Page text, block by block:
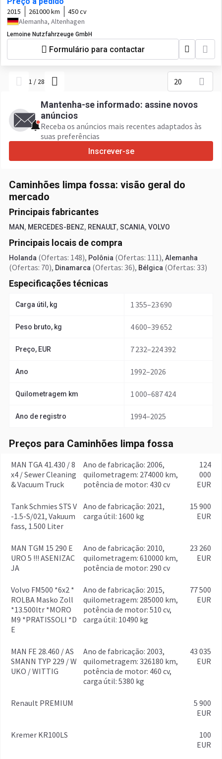
2015 261000 km
450 cv
Alemanha, Altenhagen
Lemoine Nutzfahrzeuge GmbH
Formulário para contactar
1 / 28 20
Mantenha-se informado: assine novos
anúncios
Receba os anúncios mais recentes adaptados às
suas preferências
Inscrever-se
Caminhões limpa fossa: visão geral do
mercado
Principais fabricantes
MAN, MERCEDES-BENZ, RENAULT, SCANIA, VOLVO
Principais locais de compra
Holanda (Ofertas: 148), Polônia (Ofertas: 111), Alemanha
(Ofertas: 70), Dinamarca (Ofertas: 36), Bélgica (Ofertas: 33)
Especificações técnicas
Carga útil, kg 1 355–23 690
Peso bruto, kg 4 600–39 652
Preço, EUR 7 232–224 392
Ano 1992–2026
Quilometragem km 1 000–687 424
Ano de registro 1994–2025
Preços para Caminhões limpa fossa
MAN TGA 41.430 / 8
x4 / Sewer Cleaning
& Vacuum Truck
ano de fabricação: 2006,
quilometragem: 274000 km,
potência de motor: 430 cv
124
000
EUR
Tank Schmies STS V
-1.5-S/021, Vakuum
fass, 1.500 Liter
ano de fabricação: 2021,
carga útil: 1600 kg
15 900
EUR
MAN TGM 15 290 E
URO 5 !!! ASENIZAC
JA
ano de fabricação: 2010,
quilometragem: 610000 km,
potência de motor: 290 cv
23 260
EUR
Volvo FM500 *6x2 *
ROLBA Masko Zoll
*13.500ltr *MORO
M9 *PRATISSOLI *D
E
ano de fabricação: 2015,
quilometragem: 285000 km,
potência de motor: 510 cv,
carga útil: 10490 kg
77 500
EUR
MAN FE 28.460 / AS
SMANN TYP 229 / W
UKO / WITTIG
ano de fabricação: 2003,
quilometragem: 326180 km,
potência de motor: 460 cv,
carga útil: 5380 kg
43 035
EUR
Renault PREMIUM
5 900
EUR
Kremer KR100LS
100
EUR